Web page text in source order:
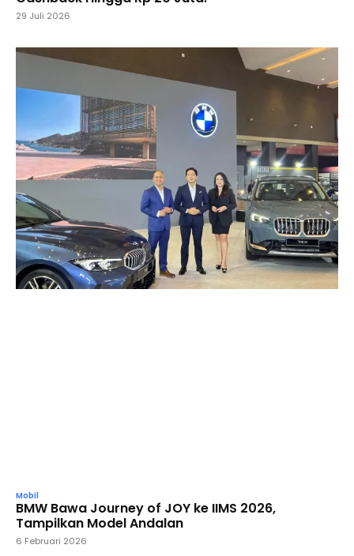
29 Juli 2026
Mobil
BMW Bawa Journey of JOY ke IIMS 2026,
Tampilkan Model Andalan
6 Februari 2026